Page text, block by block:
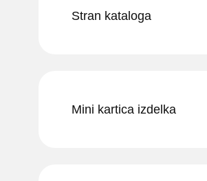
Stran kataloga
Mini kartica izdelka